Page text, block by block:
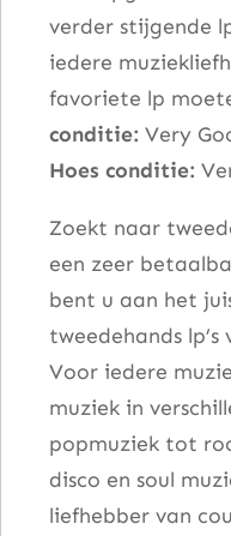
verder stijgende
iedere
favoriete lp
conditie: Very
Hoes conditie:
Zoekt naar
een zeer
bent u aan het
tweedehands
Voor iedere
muziek in
popmuziek tot
disco en soul
liefhebber van